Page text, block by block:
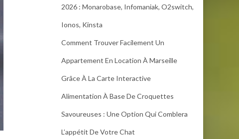
2026 : Monarobase, Infomaniak, O2switch,
Ionos, Kinsta
Comment Trouver Facilement Un
Appartement En Location À Marseille
Grâce À La Carte Interactive
Alimentation À Base De Croquettes
Savoureuses : Une Option Qui Comblera
L’appétit De Votre Chat